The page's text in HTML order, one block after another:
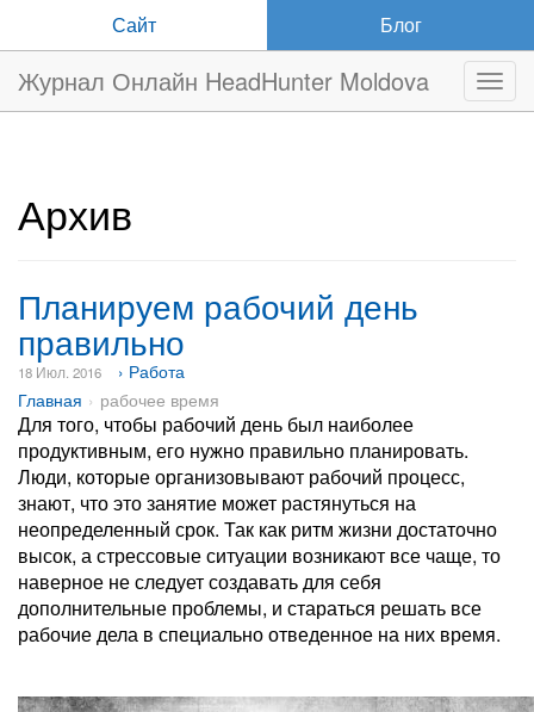
Сайт Блог
Журнал Онлайн HeadHunter Moldova
Архив
Планируем рабочий день
правильно
18 Июл. 2016
› Работа
Главная
рабочее время
Для того, чтобы рабочий день был наиболее
продуктивным, его нужно правильно планировать.
Люди, которые организовывают рабочий процесс,
знают, что это занятие может растянуться на
неопределенный срок. Так как ритм жизни достаточно
высок, а стрессовые ситуации возникают все чаще, то
наверное не следует создавать для себя
дополнительные проблемы, и стараться решать все
рабочие дела в специально отведенное на них время.